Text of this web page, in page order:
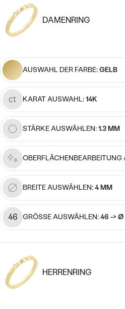
Eheringe
MIT MOISSANIT
MIT SCHWARZEN
MIT SALT AND
MIT EDELSTEIN
NACH MATERIAL
GOLD
PLATIN
SILBER
SILBER
PLATIN
NACH STEIN
DIAMANTSCHMUCK
EDELSTEINSCHMUCK
SCHMUCK MIT LAB
DIAMANTEN
PERLENSCHMUCK
NACH STYL
PERSONALISIERT
MINIMALISTISCH
NACH PREIS
LUXURIÖSE
MIT DIAMANT
MIT EDELSTEIN
PERLENKETTEN
NACH PREIS
PREISWERTE
LUXURIÖSE
PERLENRINGE
PREISWERTE
LUXURIÖSE
DAMENRING
AUSWAHL DER FARBE:GELB
KARAT AUSWAHL:14K
STÄRKE AUSWÄHLEN:1.3 MM
OBERFLÄCHENBEARBEITUNG
BREITE AUSWÄHLEN:4 MM
46 GRÖSSE AUSWÄHLEN:46 -> Ø
HERRENRING